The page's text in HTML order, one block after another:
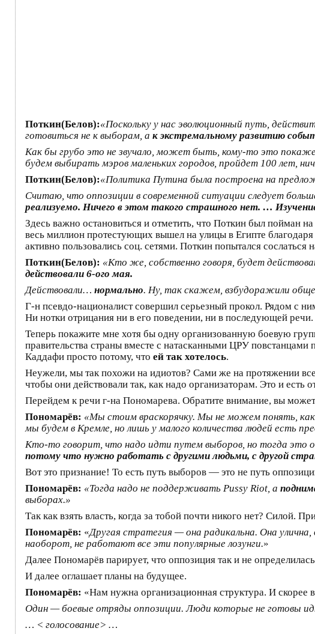
Поткин(Белов):«Поскольку у нас эволюционный путь,
готовиться не к выборам, а к экстремальному развитию
Как бы грубо это не звучало, может быть, кому-то это
будем выбирать мэров маленьких городов, пройдет 100 лет,
Поткин(Белов):«Политика Путина была построена на
Считаю, что оппозиции в современной ситуации следует
реализуемо. Ничего в этом такого страшного нет. …
Здесь важно остановиться и отметить, что Поткин был пойман
весь миллион протестующих вышел на улицы в Египте
активно пользовались соц. сетями. Поткин попытался сослаться
Поткин(Белов): «Кто же, собственно говоря, будет
действовали 6-ого мая.
Действовали… нормально. Ну, так скажем, взбудоражили
Г-н псевдо-националист совершил серьезный прокол. Рядом с
Ни нотки отрицания ни в его поведении, ни в последующей речи.
Теперь покажите мне хотя бы одну организованную боевую
правительства страны вместе с натасканными ЦРУ повстанцами
Каддафи просто потому, что ей так хотелось.
Неужели, мы так похожи на идиотов? Сами же на протяжении
чтобы они действовали так, как надо организаторам. Это и
Перейдем к речи г-на Пономарева. Обратите внимание, вы
Пономарёв: «Мы стоим враскорячку. Мы не можем понять,
мы будем в Кремле, но лишь у малого количества людей есть
Кто-то говорит, что надо идти путем выборов, но тогда это
потому что нужно работать с другими людьми, с другой
Вот это признание! То есть путь выборов — это не путь
Пономарёв: «Тогда надо не поддерживать Pussy Riot, а
выборах.»
Так как взять власть, когда за тобой почти никого нет?
Пономарёв: «Другая стратегия — она радикальна. Она
наоборот, не работают все эти популярные лозунги.»
Далее Пономарёв парирует, что оппозиция так и не
И далее оглашает планы на будущее.
Пономарёв: «Нам нужна организационная структура. И скорее
Один — боевые отряды оппозиции. Люди которые не готовы
… < голосование> …